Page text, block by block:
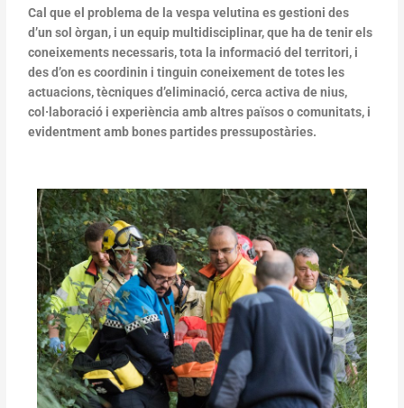
Cal que el problema de la vespa velutina es gestioni des
d’un sol òrgan, i un equip multidisciplinar, que ha de tenir els
coneixements necessaris, tota la informació del territori, i
des d’on es coordinin i tinguin coneixement de totes les
actuacions, tècniques d’eliminació, cerca activa de nius,
col·laboració i experiència amb altres països o comunitats, i
evidentment amb bones partides pressupostàries.